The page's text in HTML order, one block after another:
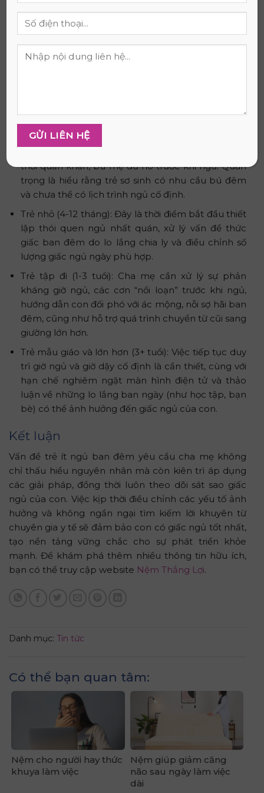
với tính cách, độ tuổi của con và quan điểm nuôi dạy
của gia đình, luôn đặt an toàn và cảm xúc của trẻ lên
Lời khuyên cụ thể theo từng độ tuổi
Trẻ sơ sinh (0-3 tháng): Cha mẹ nên tập cho trẻ
phân biệt ngày đêm bằng cách cho tiếp xúc ánh
thời quấn khăn, bú mẹ đủ no trước khi ngủ. Quan
trọng là hiểu rằng trẻ sơ sinh có nhu cầu bú đêm
và chưa thể có lịch trình ngủ cố định.
Trẻ nhỏ (4-12 tháng): Đây là thời điểm bắt đầu thiết
lập thói quen ngủ nhất quán, xử lý vấn đề thức
giấc ban đêm do lo lắng chia ly và điều chỉnh số
lượng giấc ngủ ngày phù hợp.
Trẻ tập đi (1-3 tuổi): Cha mẹ cần xử lý sự phản
kháng giờ ngủ, các cơn “nổi loạn” trước khi ngủ,
hướng dẫn con đối phó với ác mộng, nỗi sợ hãi ban
đêm, cũng như hỗ trợ quá trình chuyển từ cũi sang
giường lớn hơn.
Trẻ mẫu giáo và lớn hơn (3+ tuổi): Việc tiếp tục duy
trì giờ ngủ và giờ dậy cố định là cần thiết, cùng với
hạn chế nghiêm ngặt màn hình điện tử và thảo
luận về những lo lắng ban ngày (như học tập, bạn
bè) có thể ảnh hưởng đến giấc ngủ của con.
Kết luận
Vấn đề trẻ ít ngủ ban đêm yêu cầu cha mẹ không
chỉ thấu hiểu nguyên nhân mà còn kiên trì áp dụng
các giải pháp, đồng thời luôn theo dõi sát sao giấc
ngủ của con. Việc kịp thời điều chỉnh các yếu tố ảnh
hưởng và không ngần ngại tìm kiếm lời khuyên từ
chuyên gia y tế sẽ đảm bảo con có giấc ngủ tốt nhất,
tạo nền tảng vững chắc cho sự phát triển khỏe
mạnh. Để khám phá thêm nhiều thông tin hữu ích,
bạn có thể truy cập website Nệm Thắng Lợi.
Danh mục: Tin tức
Có thể bạn quan tâm:
Nệm cho người hay thức
khuya làm việc
Nệm giúp giảm căng
não sau ngày làm việc
dài